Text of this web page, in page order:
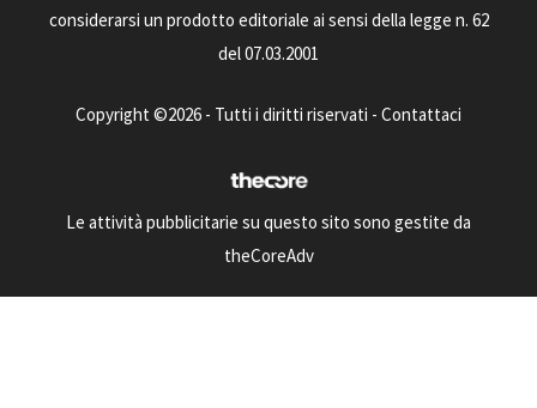
considerarsi un prodotto editoriale ai sensi della legge n. 62
del 07.03.2001
Copyright ©2026 - Tutti i diritti riservati - Contattaci
Le attività pubblicitarie su questo sito sono gestite da
theCoreAdv